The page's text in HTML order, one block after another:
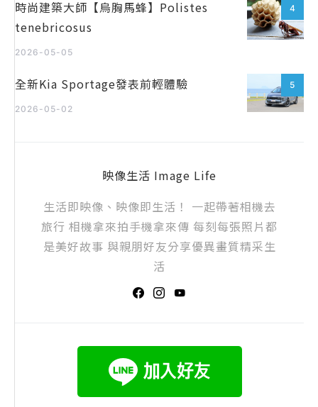
4
時尚建築大師【烏胸馬蜂】Polistes
tenebricosus
2026-05-05
5
全新Kia Sportage發表前輕體驗
2026-05-02
映像生活 Image Life
生活即映像、映像即生活！ 一起帶著相機去
旅行 相機拿來拍手機拿來傳 每刻每張照片都
是美好故事 與親朋好友分享優異畫質精采生
活